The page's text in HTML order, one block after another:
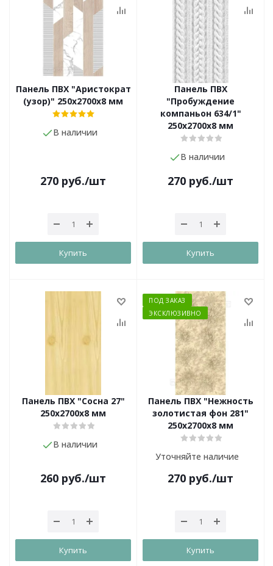
Панель ПВХ "Аристократ
(узор)" 250х2700х8 мм
В наличии
270 руб./шт
Купить
Панель ПВХ
"Пробуждение
компаньон 634/1"
250х2700х8 мм
В наличии
270 руб./шт
Купить
Панель ПВХ "Сосна 27"
250х2700х8 мм
В наличии
260 руб./шт
Купить
ПОД ЗАКАЗ
ЭКСКЛЮЗИВНО
Панель ПВХ "Нежность
золотистая фон 281"
250х2700х8 мм
Уточняйте наличие
270 руб./шт
Купить